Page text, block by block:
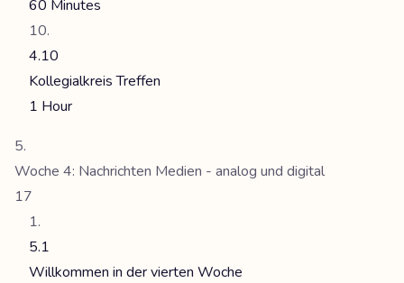
60 Minutes
4.10
Kollegialkreis Treffen
1 Hour
Woche 4: Nachrichten Medien - analog und digital
17
5.1
Willkommen in der vierten Woche